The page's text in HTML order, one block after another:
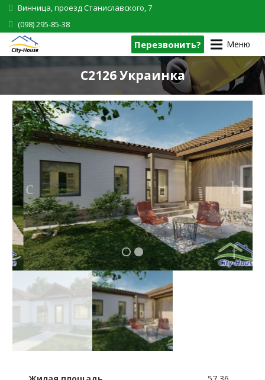
Винница, проезд Станиславского, 7
(098) 295-85-38
Перезвонить? Меню
C2126 Украинка
1